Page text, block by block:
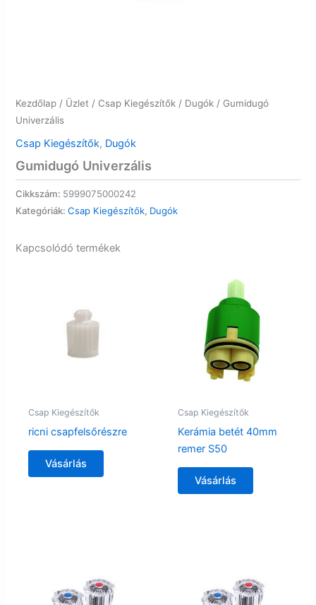
Kezdőlap / Üzlet / Csap Kiegészítők / Dugók / Gumidugó
Univerzális
Csap Kiegészítők, Dugók
Gumidugó Univerzális
Cikkszám: 5999075000242
Kategóriák:Csap Kiegészítők, Dugók
Kapcsolódó termékek
Csap Kiegészítők
ricni csapfelsőrészre
Vásárlás
Csap Kiegészítők
Kerámia betét 40mm
remer S50
Vásárlás